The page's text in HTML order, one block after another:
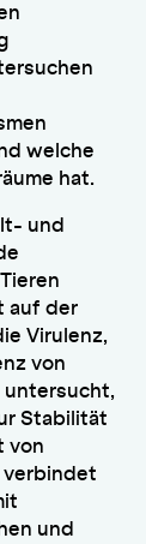
welche
hat.
und
auf der
Virulenz,
von
untersucht,
Stabilität
von
verbindet
und